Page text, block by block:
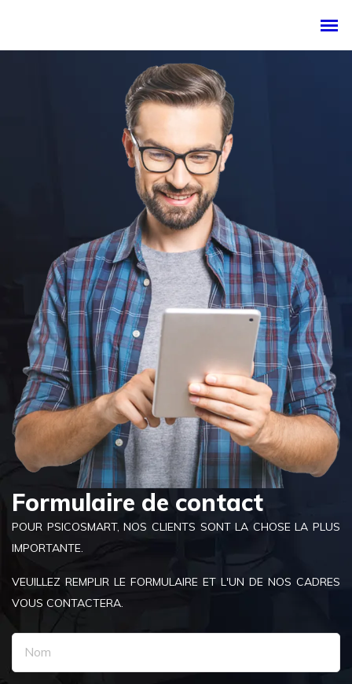
Formulaire de contact
POUR PSICOSMART, NOS CLIENTS SONT LA CHOSE LA PLUS
IMPORTANTE.
VEUILLEZ REMPLIR LE FORMULAIRE ET L'UN DE NOS CADRES
VOUS CONTACTERA.